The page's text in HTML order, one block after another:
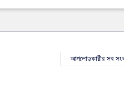
আপলোডকারীর সব